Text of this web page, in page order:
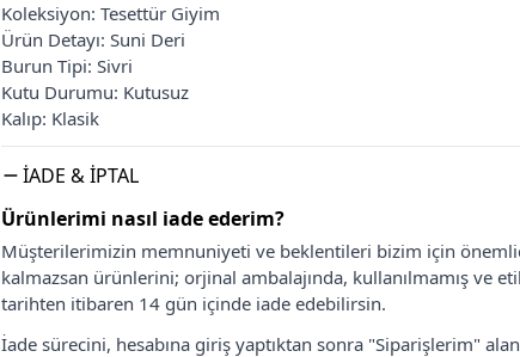
Koleksiyon: Tesettür Giyim
Ürün Detayı: Suni Deri
Burun Tipi: Sivri
Kutu Durumu: Kutusuz
Kalıp: Klasik
İADE & İPTAL
Ürünlerimi nasıl iade ederim?
Müşterilerimizin memnuniyeti ve beklentileri bizim için
kalmazsan ürünlerini; orjinal ambalajında, kullanılmamış ve
tarihten itibaren 14 gün içinde iade edebilirsin.
İade sürecini, hesabına giriş yaptıktan sonra "Siparişlerim"